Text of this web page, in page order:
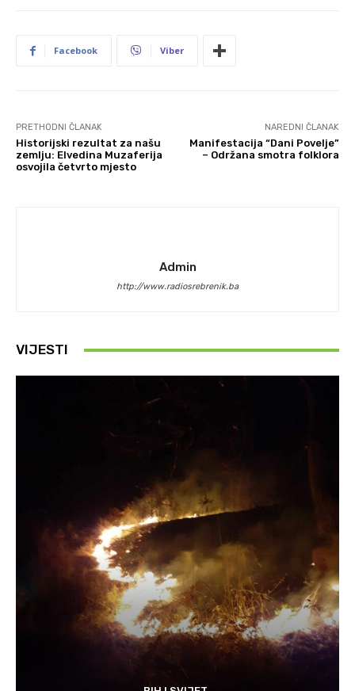
Facebook Viber
PRETHODNI ČLANAK
Historijski rezultat za našu
zemlju: Elvedina Muzaferija
osvojila četvrto mjesto
NAREDNI ČLANAK
Manifestacija “Dani Povelje”
– Održana smotra folklora
Admin
http://www.radiosrebrenik.ba
VIJESTI